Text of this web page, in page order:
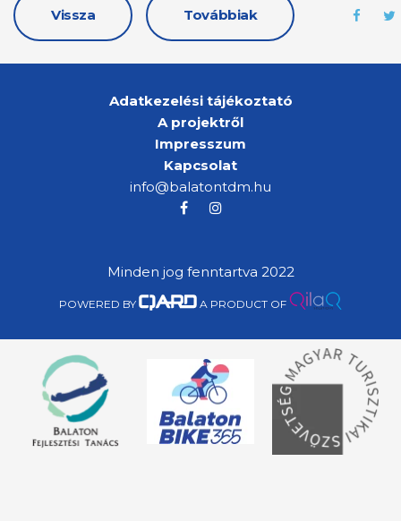
Vissza Továbbiak
Adatkezelési tájékoztató
A projektről
Impresszum
Kapcsolat
info@balatontdm.hu
Minden jog fenntartva 2022
POWERED BY A PRODUCT OF